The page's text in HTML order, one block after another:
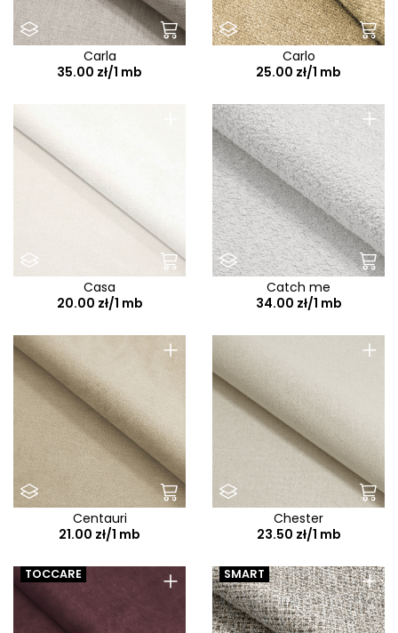
Carla
35.00 zł/1 mb
Carlo
25.00 zł/1 mb
Casa
20.00 zł/1 mb
+
Catch me
34.00 zł/1 mb
+
Centauri
21.00 zł/1 mb
+
Chester
23.50 zł/1 mb
+
TOCCARE +
SMART